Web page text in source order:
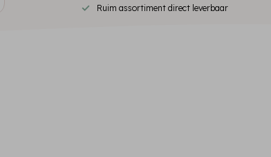
Ruim assortiment direct leverbaar